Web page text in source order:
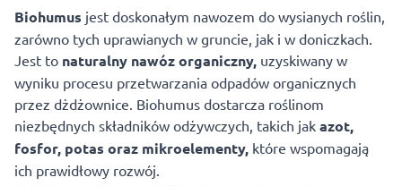
Biohumus jest doskonałym nawozem do wysianych roślin,
zarówno tych uprawianych w gruncie, jak i w doniczkach.
Jest to naturalny nawóz organiczny, uzyskiwany w
wyniku procesu przetwarzania odpadów organicznych
przez dżdżownice. Biohumus dostarcza roślinom
niezbędnych składników odżywczych, takich jak azot,
fosfor, potas oraz mikroelementy, które wspomagają
ich prawidłowy rozwój.